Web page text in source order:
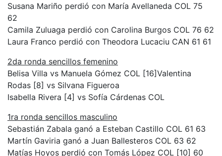
Susana Mariño perdió con María Avellaneda COL 75
62
Camila Zuluaga perdió con Carolina Burgos COL 76 62
Laura Franco perdió con Theodora Lucaciu CAN 61 61
2da ronda sencillos femenino
Belisa Villa vs Manuela Gómez COL [16]Valentina
Rodas [8] vs Silvana Figueroa
Isabella Rivera [4] vs Sofía Cárdenas COL
1ra ronda sencillos masculino
Sebastián Zabala ganó a Esteban Castillo COL 61 63
Martín Gaviria ganó a Juan Ballesteros COL 63 62
Matías Hoyos perdió con Tomás López COL [10] 60